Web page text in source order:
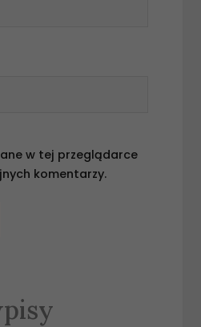
w tej przeglądarce
komentarzy.